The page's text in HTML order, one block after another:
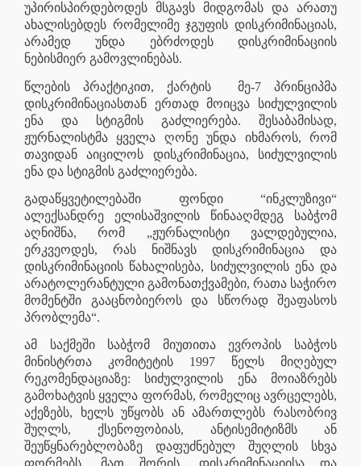
უპირისპირდებოდეს მსგავს მიდგომას და არათუ
ახალისებდეს რომელიმე ჯგუფის დისკრიმინაციას,
არამედ უნდა ებრძოდეს დისკრიმინაციის
ნებისმიერ გამოვლინებას.
წლების პრაქტიკით, ქარტის
მე-7 პრინციპმა
დისკრიმინაციასთან ერთად მოიცვა სიძულვილის
ენა და სტიგმის გაძლიერება. შესაბამისად,
ჟურნალისტმა ყველა ღონე უნდა იხმაროს, რომ
თავიდან აიცილოს დისკრიმინაცია, სიძულვილის
ენა და სტიგმის გაძლიერება.
გადაწყვეტილებაში ფონდი “ინკლუზივი“
ალექსანდრე ელისაშვილის წინააღმდეგ საბჭომ
აღნიშნა, რომ „ჟურნალისტი ვალდებულია,
ერკვეოდეს, რას ნიშნავს დისკრიმინაცია და
დისკრიმინაციის წახალისება, სიძულვილის ენა და
არატოლერანტული გამონათქვამები, რათა საჭირო
მომენტში გააცნობიეროს და სწორად შეაფასოს
პრობლემა“.
ამ საქმეში საბჭომ მიუთითა ევროპის საბჭოს
მინისტრთა კომიტეტის 1997 წელს მიღებულ
რეკომენდაციაზე: სიძულვილის ენა მოიაზრებს
გამოხატვის ყველა ფორმას, რომელიც ავრცელებს,
აქეზებს, ხელს უწყობს ან ამართლებს რასობრივ
შუღლს, ქსენოფობიას, ანტისემიტიზმს ან
შეუწყნარებლობაზე დაფუძნებულ შუღლის სხვა